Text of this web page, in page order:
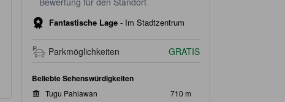
Fantastische Lage - Im Stadtzentrum
Parkmöglichkeiten GRATIS
Beliebte Sehenswürdigkeiten
Tugu Pahlawan
710 m